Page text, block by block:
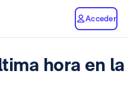
Acceder
hora en la